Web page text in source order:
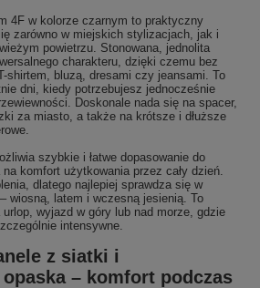
4F w kolorze czarnym to praktyczny
zarówno w miejskich stylizacjach, jak i
powietrzu. Stonowana, jednolita
charakteru, dzięki czemu bez
shirtem, bluzą, dresami czy jeansami. To
dni, kiedy potrzebujesz jednocześnie
Doskonale nada się na spacer,
za miasto, a także na krótsze i dłuższe
szybkie i łatwe dopasowanie do
na komfort użytkowania przez cały dzień.
dlatego najlepiej sprawdza się w
wiosną, latem i wczesną jesienią. To
wyjazd w góry lub nad morze, gdzie
intensywne.
z siatki i
– komfort podczas